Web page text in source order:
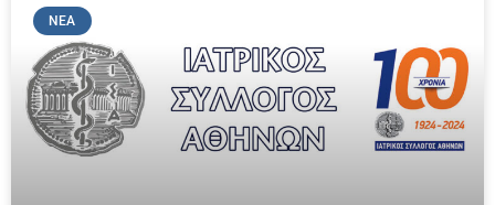
ΝΈΑ